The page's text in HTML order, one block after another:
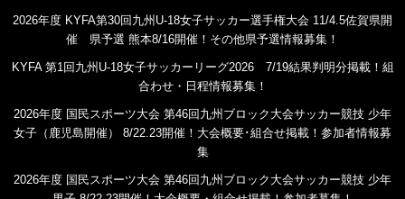
2026年度 KYFA第30回九州U-18女子サッカー選手権大会 11/4.5佐賀県開
催 県予選 熊本8/16開催！その他県予選情報募集！
KYFA 第1回九州U-18女子サッカーリーグ2026 7/19結果判明分掲載！組
合わせ・日程情報募集！
2026年度 国民スポーツ大会 第46回九州ブロック大会サッカー競技 少年
女子（鹿児島開催） 8/22.23開催！大会概要･組合せ掲載！参加者情報募
集
2026年度 国民スポーツ大会 第46回九州ブロック大会サッカー競技 少年